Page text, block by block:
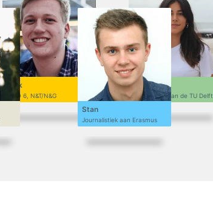
Niek
VWO 6, N&T/N&G
Sofi
Ontwerpen aan de TU Delft
Stan
Journalistiek aan Erasmus